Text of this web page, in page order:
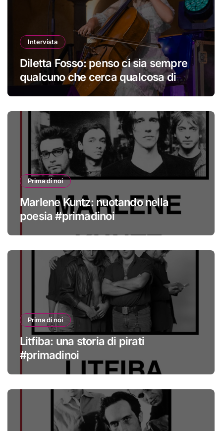
Intervista
Diletta Fosso: penso ci sia sempre
qualcuno che cerca qualcosa di
Prima di noi
Marlene Kuntz: nuotando nella
poesia #primadinoi
Prima di noi
Litfiba: una storia di pirati
#primadinoi